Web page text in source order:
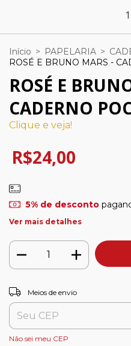
1
Início > PAPELARIA >
ROSÉ E BRUNO MARS -
ROSÉ E
CADERNO
Clique e veja!
R$24,00
5% de desconto
Ver mais detalhes
Entregas para o CEP:
Meios de envio
Não sei meu CEP